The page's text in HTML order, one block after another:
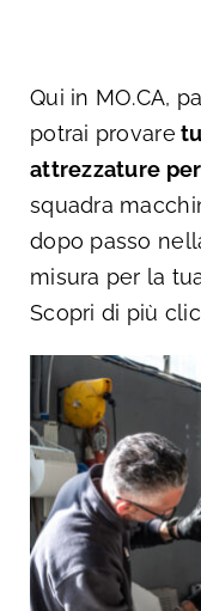
Qui in MO.CA,
potrai provare
attrezzature
squadra
dopo passo
misura per la
Scopri di più